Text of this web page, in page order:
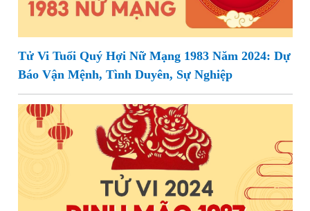
Tử Vi Tuổi Quý Hợi Nữ Mạng 1983 Năm 2024: Dự
Báo Vận Mệnh, Tình Duyên, Sự Nghiệp